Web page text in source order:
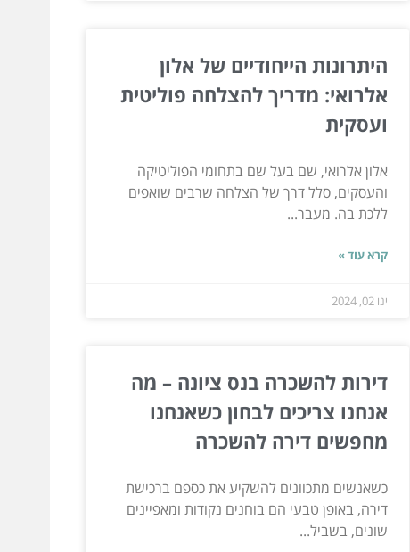
היתרונות הייחודיים של אלון
אלרואי: מדריך להצלחה פוליטית
ועסקית
אלון אלרואי, שם בעל שם בתחומי הפוליטיקה
והעסקים, סלל דרך של הצלחה שרבים שואפים
ללכת בה. מעבר...
קרא עוד »
ינו 02, 2024
דירות להשכרה בנס ציונה – מה
אנחנו צריכים לבחון כשאנחנו
מחפשים דירה להשכרה
כשאנשים מתכוונים להשקיע את כספם ברכישת
דירה, באופן טבעי הם בוחנים נקודות ומאפיינים
שונים, בשביל...